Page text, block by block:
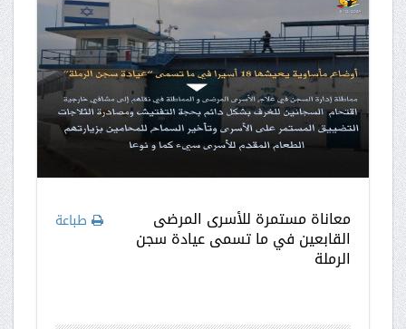
طباعة معاناة مستمرة للأسرى المرضى
القابعين في ما تسمى عيادة سجن
الرملة